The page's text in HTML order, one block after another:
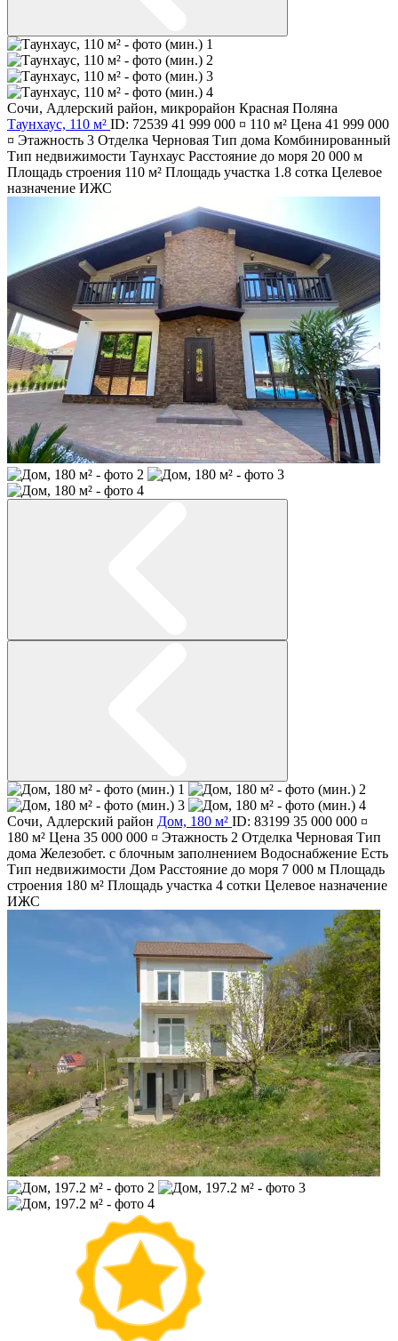
Сочи, Адлерский район, микрорайон Красная Поляна
Таунхаус, 110 м² ID: 72539 41 999 000 ¤ 110 м² Цена 41 999 000
¤ Этажность 3 Отделка Черновая Тип дома Комбинированный
Тип недвижимости Таунхаус Расстояние до моря 20 000 м
Площадь строения 110 м² Площадь участка 1.8 сотка Целевое
назначение ИЖС
Сочи, Адлерский район Дом, 180 м² ID: 83199 35 000 000 ¤
180 м² Цена 35 000 000 ¤ Этажность 2 Отделка Черновая Тип
дома Железобет. с блочным заполнением Водоснабжение Есть
Тип недвижимости Дом Расстояние до моря 7 000 м Площадь
строения 180 м² Площадь участка 4 сотки Целевое назначение
ИЖС